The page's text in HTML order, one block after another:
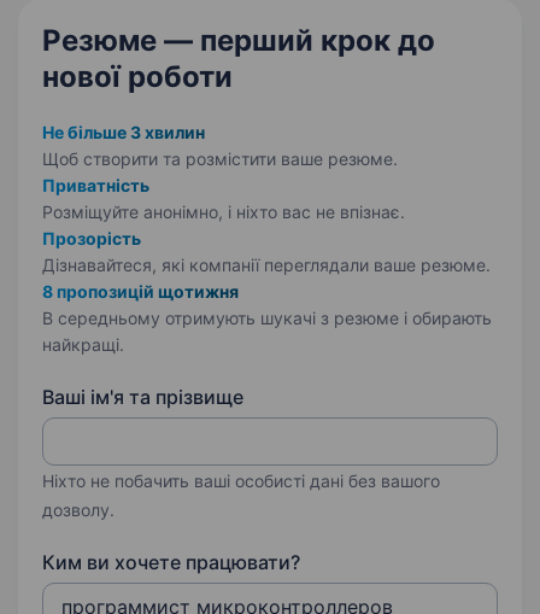
Резюме — перший крок до
нової роботи
Не більше 3 хвилин
Щоб створити та розмістити ваше резюме.
Приватність
Розміщуйте анонімно, і ніхто вас не впізнає.
Прозорість
Дізнавайтеся, які компанії переглядали ваше резюме.
8 пропозицій щотижня
В середньому отримують шукачі з резюме і обирають
найкращі.
Ваші ім'я та прізвище
Ніхто не побачить ваші особисті дані без вашого
дозволу.
Ким ви хочете працювати?